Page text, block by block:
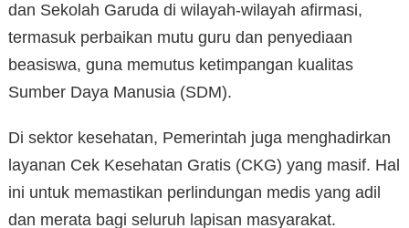
dan Sekolah Garuda di wilayah-wilayah afirmasi,
termasuk perbaikan mutu guru dan penyediaan
beasiswa, guna memutus ketimpangan kualitas
Sumber Daya Manusia (SDM).
Di sektor kesehatan, Pemerintah juga menghadirkan
layanan Cek Kesehatan Gratis (CKG) yang masif. Hal
ini untuk memastikan perlindungan medis yang adil
dan merata bagi seluruh lapisan masyarakat.